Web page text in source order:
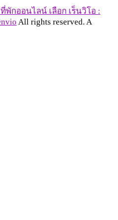
พักออนไลน์ เลือก เร็นวิโอ :
All rights reserved. A